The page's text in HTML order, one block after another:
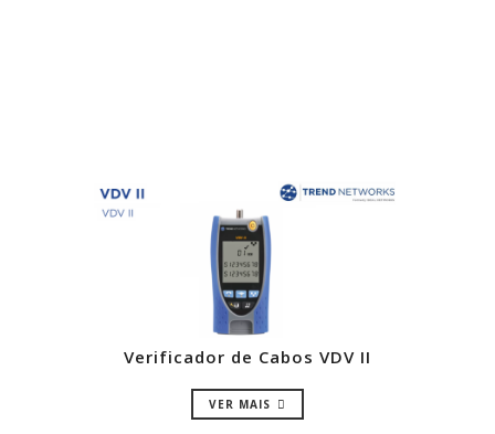
Verificador de Cabos VDV II
VER MAIS